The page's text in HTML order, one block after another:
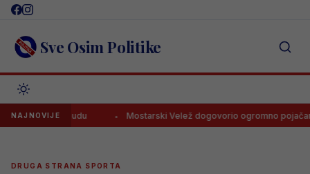
Skip
content Sve Osim Politike
NAJNOVIJE
ponudu Mostarski Velež dogovorio ogromno pojačanje
DRUGA STRANA SPORTA